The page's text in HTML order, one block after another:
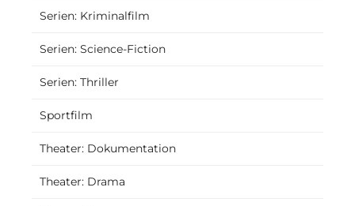
Serien: Kriminalfilm
Serien: Science-Fiction
Serien: Thriller
Sportfilm
Theater: Dokumentation
Theater: Drama